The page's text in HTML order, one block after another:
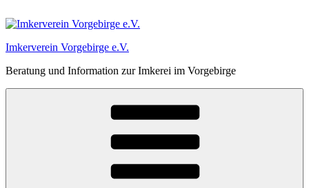
Inhalt
Imkerverein Vorgebirge e.V.
Beratung und Information zur Imkerei im Vorgebirge